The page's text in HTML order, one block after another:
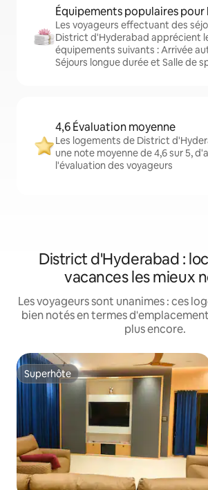
Équipements populaires pour
Les voyageurs effectuant des
District d'Hyderabad apprécient
équipements suivants : Arrivée
Séjours longue durée et Salle de
4,6 Évaluation moyenne
Les logements de District
une note moyenne de 4,6 sur 5,
l'évaluation des voyageurs
District d'Hyderabad :
vacances les mieux
Les voyageurs sont unanimes : ces
bien notés en termes
plus encore.
Superhôte
Superhôte